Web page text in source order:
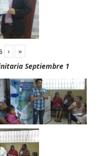
› »
Septiembre 1